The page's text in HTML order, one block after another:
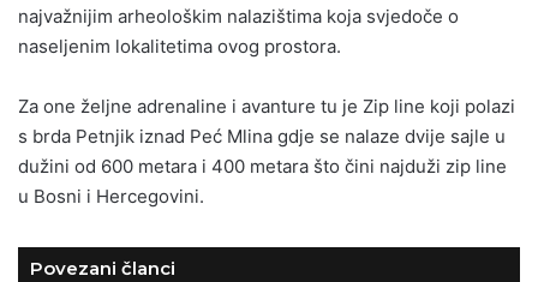
najvažnijim arheološkim nalazištima koja svjedoče o
naseljenim lokalitetima ovog prostora.
Za one željne adrenaline i avanture tu je Zip line koji polazi
s brda Petnjik iznad Peć Mlina gdje se nalaze dvije sajle u
dužini od 600 metara i 400 metara što čini najduži zip line
u Bosni i Hercegovini.
Povezani članci